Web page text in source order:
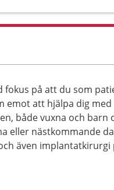
på att du som
emot att hjälpa dig med
både vuxna och barn
eller nästkommande
även implantatkirurgi